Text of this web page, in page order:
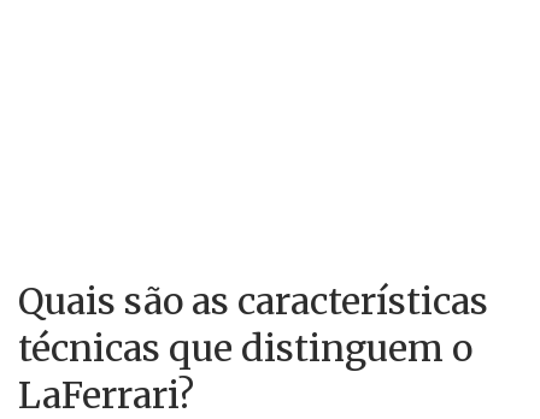
Quais são as características
técnicas que distinguem o
LaFerrari?